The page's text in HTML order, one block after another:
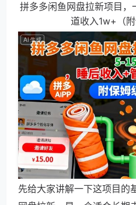
拼多多闲鱼网盘拉新项目
道收入1w+（附
先给大家讲解一下这项目的